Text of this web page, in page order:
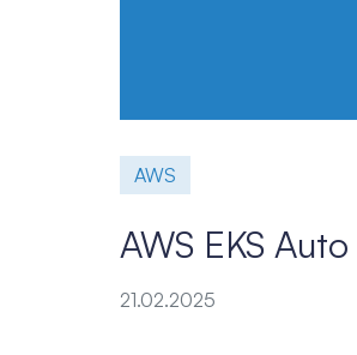
AWS
AWS EKS
21.02.2025